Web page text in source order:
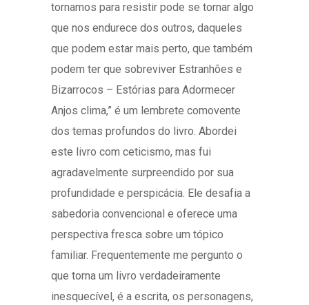
tornamos para resistir pode se tornar algo
que nos endurece dos outros, daqueles
que podem estar mais perto, que também
podem ter que sobreviver Estranhões e
Bizarrocos – Estórias para Adormecer
Anjos clima,” é um lembrete comovente
dos temas profundos do livro. Abordei
este livro com ceticismo, mas fui
agradavelmente surpreendido por sua
profundidade e perspicácia. Ele desafia a
sabedoria convencional e oferece uma
perspectiva fresca sobre um tópico
familiar. Frequentemente me pergunto o
que torna um livro verdadeiramente
inesquecível, é a escrita, os personagens,